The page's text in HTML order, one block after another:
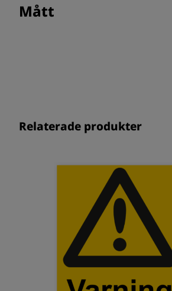
Mått
Relaterade produkter